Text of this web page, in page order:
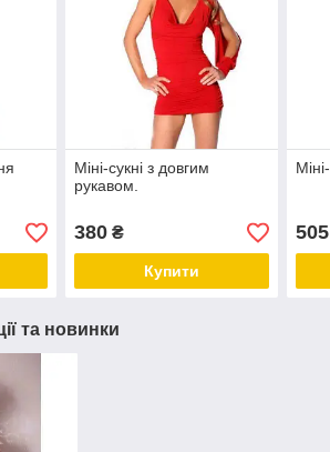
Міні-сукні з довгим
рукавом.
380₴
Купити
505
та новинки